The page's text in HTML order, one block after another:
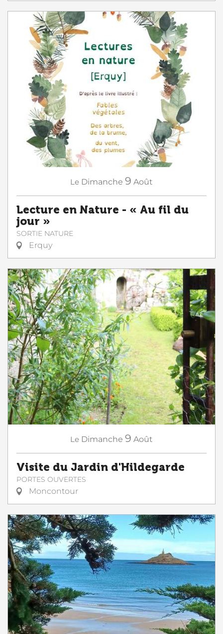
Le Dimanche 9 Août
Lecture en Nature - « Au fil du
jour »
SORTIE NATURE
Erquy
Le Dimanche 9 Août
Visite du Jardin d'Hildegarde
PORTES OUVERTES
Moncontour